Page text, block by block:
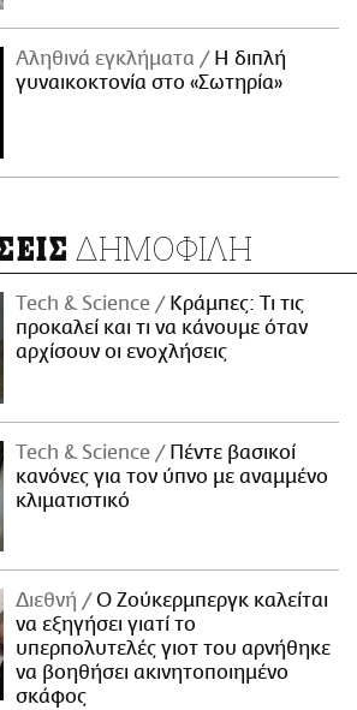
Αληθινά εγκλήματα
Η διπλή
γυναικοκτονία στο «Σωτηρία»
ΔΗΜΟΦΙΛΗ
Τech & Science
Κράμπες: Τι τις
προκαλεί και τι να κάνουμε όταν
αρχίσουν οι ενοχλήσεις
Τech & Science
Πέντε βασικοί
κανόνες για τον ύπνο με αναμμένο
κλιματιστικό
Διεθνή
Ο Ζούκερμπεργκ καλείται
να εξηγήσει γιατί το
υπερπολυτελές γιοτ του αρνήθηκε
να βοηθήσει ακινητοποιημένο
σκάφος